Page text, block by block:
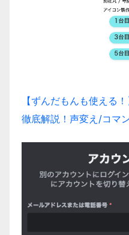
【ずんだもんも使える
徹底解説！声変え/コマ